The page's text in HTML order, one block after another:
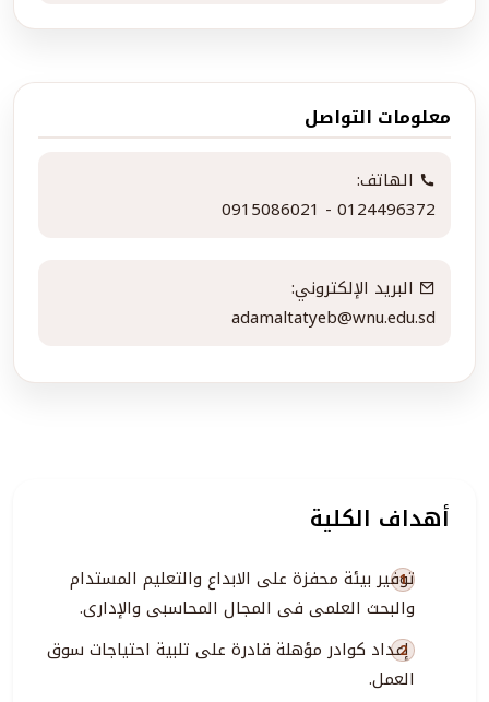
معلومات التواصل
الهاتف:
0915086021 - 0124496372
البريد الإلكتروني:
adamaltatyeb@wnu.edu.sd
أهداف الكلية
توفير بيئة محفزة على الابداع والتعليم المستدام
والبحث العلمى فى المجال المحاسبى والإدارى.
إعداد كوادر مؤهلة قادرة على تلبية احتياجات سوق
العمل.